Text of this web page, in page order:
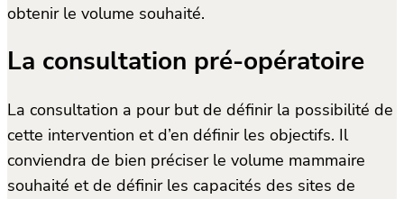
obtenir le volume souhaité.
La consultation pré-opératoire
La consultation a pour but de définir la possibilité de
cette intervention et d’en définir les objectifs. Il
conviendra de bien préciser le volume mammaire
souhaité et de définir les capacités des sites de